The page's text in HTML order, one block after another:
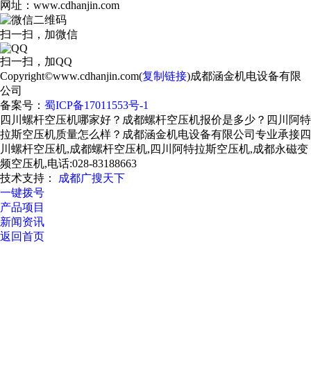
网址：www.cdhanjin.com
扫一扫，加微信
扫一扫，加QQ
Copyright©www.cdhanjin.com(复制链接)成都涵金机电设备有限
公司
备案号： 蜀ICP备17011553号-1
四川螺杆空压机哪家好？成都螺杆空压机报价是多少？四川阿特
拉斯空压机质量怎么样？成都涵金机电设备有限公司专业承接四
川螺杆空压机,成都螺杆空压机,四川阿特拉斯空压机,成都永磁变
频空压机,电话:028-83188663
技术支持：
成都广搜天下
一键拨号
产品项目
新闻资讯
返回首页